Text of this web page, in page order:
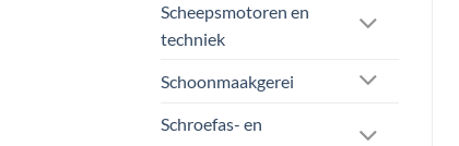
Scheepsmotoren en
techniek
Schoonmaakgerei
Schroefas- en
SP Tools T8 Verstelbare
SP Tools Gereedschap